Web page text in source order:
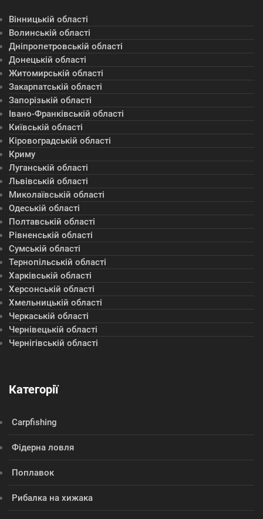
Вінницькій області
Волинській області
Дніпропетровській області
Донецькій області
Житомирській області
Закарпатській області
Запорізькій області
Івано-Франківській області
Київській області
Кіровоградській області
Криму
Луганській області
Львівській області
Миколаївській області
Одеській області
Полтавській області
Рівненській області
Сумській області
Тернопільській області
Харківській області
Херсонській області
Хмельницькій області
Черкаській області
Чернівецькій області
Чернігівській області
Категорії
Сarpfishing
Фідерна ловля
Поплавок
Рибалка на хижака